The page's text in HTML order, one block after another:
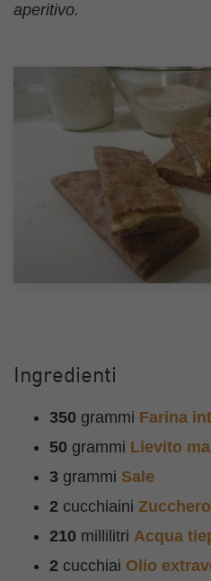
aperitivo.
Ingredienti
350 grammi Farina
50 grammi Lievito
3 grammi Sale
2 cucchiaini
210 millilitri Acqua
2 cucchiai Olio